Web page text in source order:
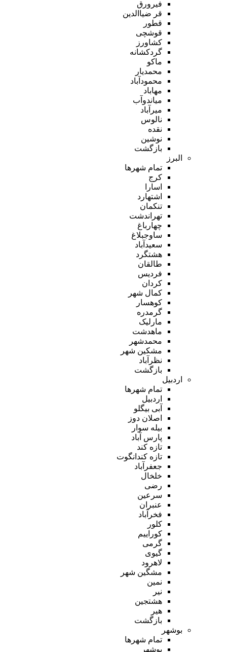
فیرورق
قر ضیاالدین
قطور
قوشچی
کشاورز
گردکشانه
ماکو
محمدیار
محمودآباد
مهاباد
میاندوآب
میرآباد
نالوس
نقده
نوشین
بازگشت
البرز
تمام شهر‌ها
کرج
اسارا
اشتهارد
تنکمان
تهراندشت
چهارباغ
ساوجبلاغ
سعیدآباد
هشتگرد
طالقان
فردیس
کردان
کمال شهر
کوهسار
گرمدره
مارلیک
ماهدشت
محمدشهر
مشکین شهر
نظرآباد
بازگشت
اردبیل
تمام شهر‌ها
اردبیل
آبی بیگلو
اصلان دوز
بیله سوار
پارس آباد
تازه کند
تازه کندانگوت
جعفرآباد
خلخال
رضی
سرعین
عنبران
فخرآباد
کلور
کوراییم
گرمی
گیوی
لاهرود
مشگین شهر
نمین
نیر
هشتجین
هیر
بازگشت
بوشهر
تمام شهر‌ها
بوشهر